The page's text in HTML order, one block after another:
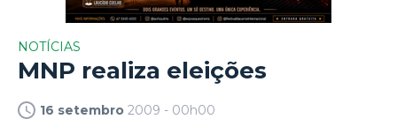
NOTÍCIAS
MNP realiza eleições
16 setembro 2009 - 00h00